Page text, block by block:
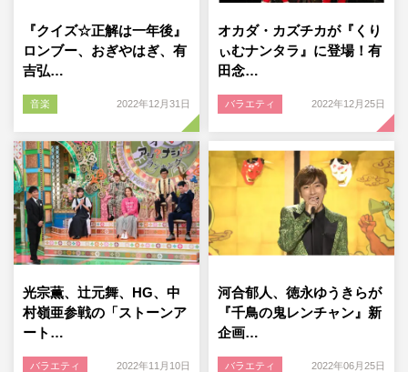
『クイズ☆正解は一年後』
ロンブー、おぎやはぎ、有
吉弘…
音楽 2022年12月31日
オカダ・カズチカが『くり
ぃむナンタラ』に登場！有
田念…
バラエティ 2022年12月25日
光宗薫、辻元舞、HG、中
村嶺亜参戦の「ストーンア
ート…
バラエティ 2022年11月10日
河合郁人、徳永ゆうきらが
『千鳥の鬼レンチャン』新
企画…
バラエティ 2022年06月25日